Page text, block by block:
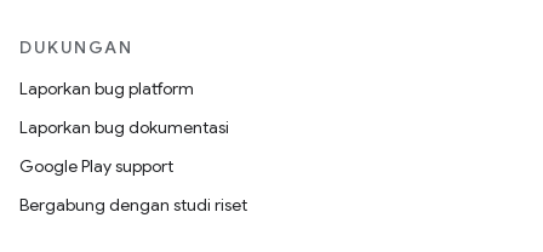
DUKUNGAN
Laporkan bug platform
Laporkan bug dokumentasi
Google Play support
Bergabung dengan studi riset